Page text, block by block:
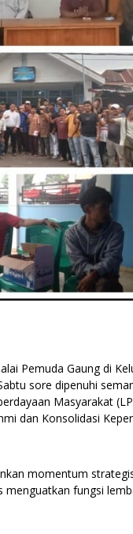
Pemuda Gaung di
sore dipenuhi
Masyarakat
dan Konsolidasi
momentum
menguatkan fungsi